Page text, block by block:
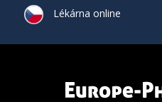
Lékárna online